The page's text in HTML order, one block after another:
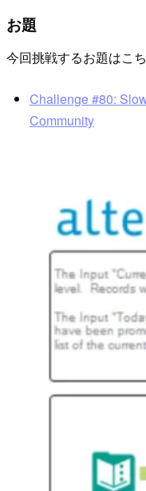
お題
今回挑戦するお題はこち
Challenge #80:
Community